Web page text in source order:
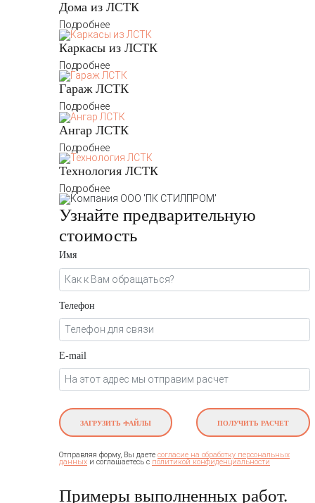
Дома из ЛСТК
Подробнее
Каркасы из ЛСТК
Подробнее
Гараж ЛСТК
Подробнее
Ангар ЛСТК
Подробнее
Технология ЛСТК
Подробнее
Узнайте предварительную
стоимость
Имя
Телефон
E-mail
ЗАГРУЗИТЬ ФАЙЛЫ ПОЛУЧИТЬ РАСЧЕТ
Отправляя форму, Вы даете согласие на обработку персональных
данных и соглашаетесь c политикой конфиденциальности
Примеры выполненных работ.